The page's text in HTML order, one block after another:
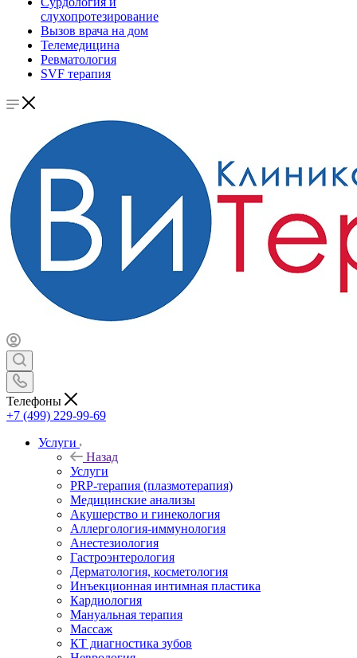
слухопротезирование
Вызов врача на дом
Телемедицина
Ревматология
SVF терапия
Телефоны
+7 (499) 229-99-69
Услуги
Назад
Услуги
PRP-терапия (плазмотерапия)
Медицинские анализы
Акушерство и гинекология
Аллергология-иммунология
Анестезиология
Гастроэнтерология
Дерматология, косметология
Инъекционная интимная пластика
Кардиология
Мануальная терапия
Массаж
КТ диагностика зубов